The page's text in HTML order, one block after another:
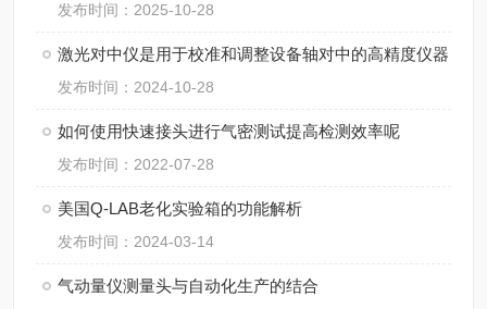
发布时间：2025-10-28
激光对中仪是用于校准和调整设备轴对中的高精度仪器
发布时间：2024-10-28
如何使用快速接头进行气密测试提高检测效率呢
发布时间：2022-07-28
美国Q-LAB老化实验箱的功能解析
发布时间：2024-03-14
气动量仪测量头与自动化生产的结合